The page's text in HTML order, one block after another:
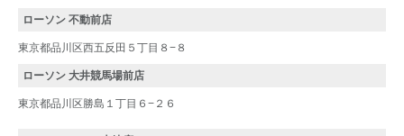
ローソン 不動前店
東京都品川区西五反田５丁目８−８
ローソン 大井競馬場前店
東京都品川区勝島１丁目６−２６